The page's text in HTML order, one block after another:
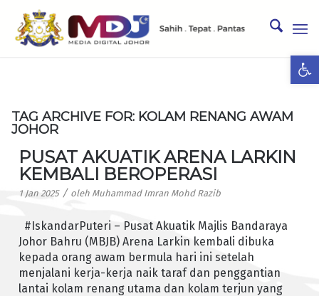
TAG ARCHIVE FOR: KOLAM RENANG AWAM
JOHOR
PUSAT AKUATIK ARENA LARKIN
KEMBALI BEROPERASI
1 Jan 2025 / oleh Muhammad Imran Mohd Razib
#IskandarPuteri – Pusat Akuatik Majlis Bandaraya
Johor Bahru (MBJB) Arena Larkin kembali dibuka
kepada orang awam bermula hari ini setelah
menjalani kerja-kerja naik taraf dan penggantian
lantai kolam renang utama dan kolam terjun yang